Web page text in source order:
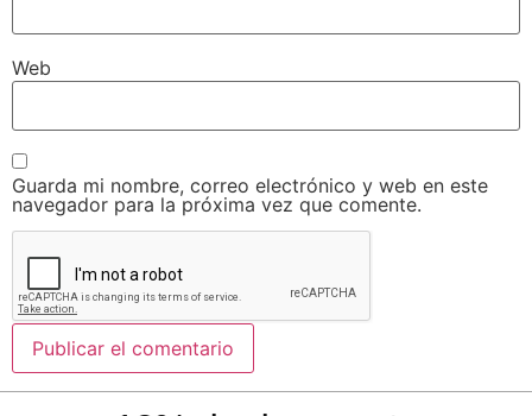
Web
Guarda mi nombre, correo electrónico y web en este
navegador para la próxima vez que comente.